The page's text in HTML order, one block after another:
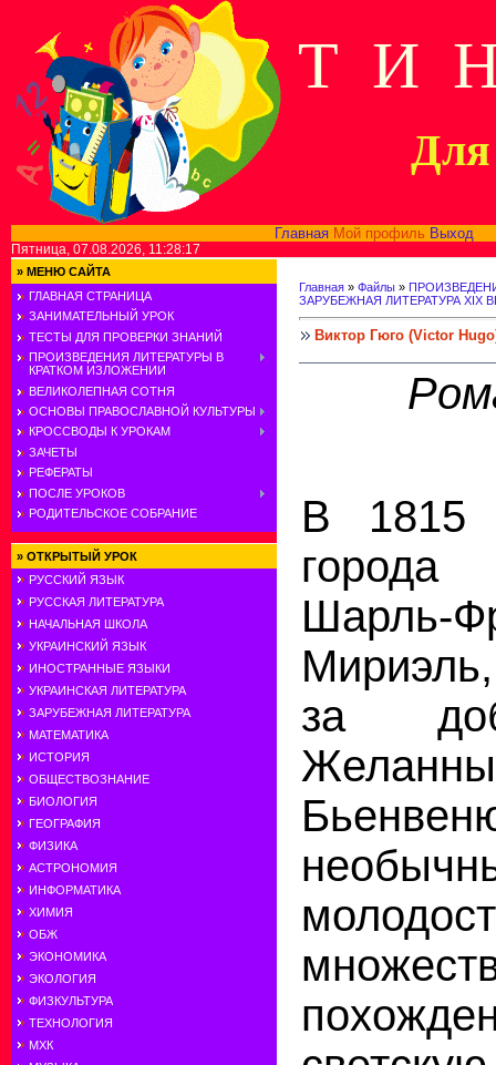
Т И
Для
Главная Мой профиль Выход
Пятница, 07.08.2026, 11:28:17
» МЕНЮ САЙТА
ГЛАВНАЯ СТРАНИЦА
ЗАНИМАТЕЛЬНЫЙ УРОК
ТЕСТЫ ДЛЯ ПРОВЕРКИ ЗНАНИЙ
ПРОИЗВЕДЕНИЯ ЛИТЕРАТУРЫ В
КРАТКОМ ИЗЛОЖЕНИИ
ВЕЛИКОЛЕПНАЯ СОТНЯ
ОСНОВЫ ПРАВОСЛАВНОЙ КУЛЬТУРЫ
КРОССВОДЫ К УРОКАМ
ЗАЧЕТЫ
РЕФЕРАТЫ
ПОСЛЕ УРОКОВ
РОДИТЕЛЬСКОЕ СОБРАНИЕ
» ОТКРЫТЫЙ УРОК
РУССКИЙ ЯЗЫК
РУССКАЯ ЛИТЕРАТУРА
НАЧАЛЬНАЯ ШКОЛА
УКРАИНСКИЙ ЯЗЫК
ИНОСТРАННЫЕ ЯЗЫКИ
УКРАИНСКАЯ ЛИТЕРАТУРА
ЗАРУБЕЖНАЯ ЛИТЕРАТУРА
МАТЕМАТИКА
ИСТОРИЯ
ОБЩЕСТВОЗНАНИЕ
БИОЛОГИЯ
ГЕОГРАФИЯ
ФИЗИКА
АСТРОНОМИЯ
ИНФОРМАТИКА
ХИМИЯ
ОБЖ
ЭКОНОМИКА
ЭКОЛОГИЯ
ФИЗКУЛЬТУРА
ТЕХНОЛОГИЯ
МХК
Главная » Файлы »
ЗАРУБЕЖНАЯ ЛИТЕРАТУРА XIX
Виктор Гюго (Victor
В 1815
Шарль-
за